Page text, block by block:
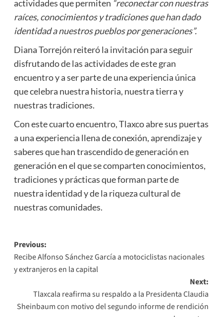
actividades que permiten “reconectar con nuestras
raíces, conocimientos y tradiciones que han dado
identidad a nuestros pueblos por generaciones”.
Diana Torrejón reiteró la invitación para seguir
disfrutando de las actividades de este gran
encuentro y a ser parte de una experiencia única
que celebra nuestra historia, nuestra tierra y
nuestras tradiciones.
Con este cuarto encuentro, Tlaxco abre sus puertas
a una experiencia llena de conexión, aprendizaje y
saberes que han trascendido de generación en
generación en el que se comparten conocimientos,
tradiciones y prácticas que forman parte de
nuestra identidad y de la riqueza cultural de
nuestras comunidades.
Post
navigation
Previous:
Recibe Alfonso Sánchez García a motociclistas nacionales
y extranjeros en la capital
Next:
Tlaxcala reafirma su respaldo a la Presidenta Claudia
Sheinbaum con motivo del segundo informe de rendición